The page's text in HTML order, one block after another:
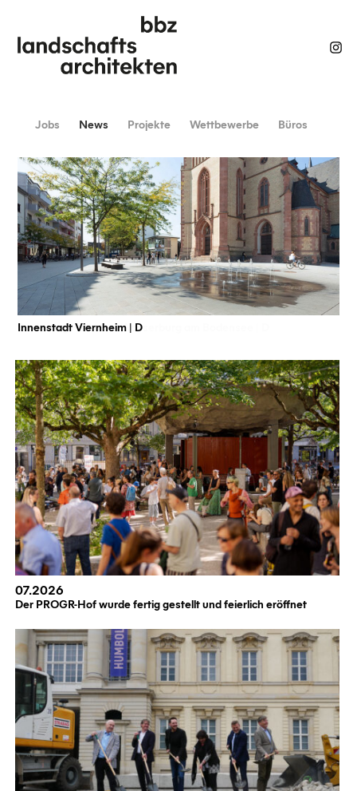
Büros
Wettbewerbe
Projekte
News
Jobs
Sanierung Halbinsel Wasserburg am Bodensee | D
07.2026
Der PROGR-Hof wurde fertig gestellt und feierlich eröffnet